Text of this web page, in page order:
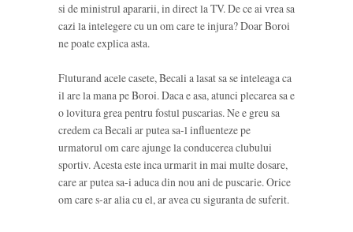
si de ministrul apararii, in direct la TV. De ce ai vrea sa
cazi la intelegere cu un om care te injura? Doar Boroi
ne poate explica asta.
Fluturand acele casete, Becali a lasat sa se inteleaga ca
il are la mana pe Boroi. Daca e asa, atunci plecarea sa e
o lovitura grea pentru fostul puscarias. Ne e greu sa
credem ca Becali ar putea sa-l influenteze pe
urmatorul om care ajunge la conducerea clubului
sportiv. Acesta este inca urmarit in mai multe dosare,
care ar putea sa-i aduca din nou ani de puscarie. Orice
om care s-ar alia cu el, ar avea cu siguranta de suferit.